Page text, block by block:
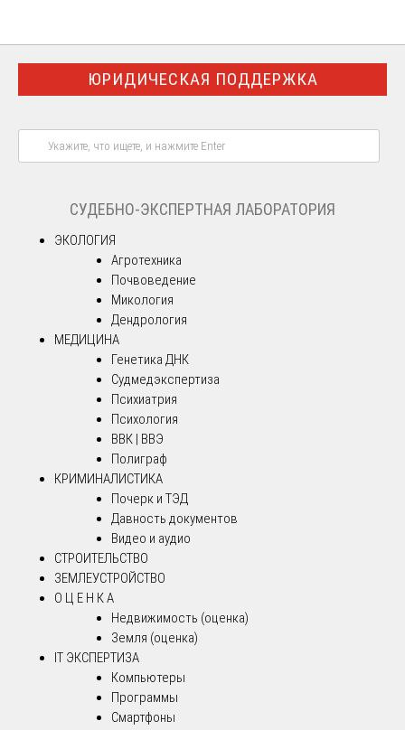
ЮРИДИЧЕСКАЯ ПОДДЕРЖКА
СУДЕБНО-ЭКСПЕРТНАЯ ЛАБОРАТОРИЯ
ЭКОЛОГИЯ
Агротехника
Почвоведение
Микология
Дендрология
МЕДИЦИНА
Генетика ДНК
Судмедэкспертиза
Психиатрия
Психология
ВВК | ВВЭ
Полиграф
КРИМИНАЛИСТИКА
Почерк и ТЭД
Давность документов
Видео и аудио
СТРОИТЕЛЬСТВО
ЗЕМЛЕУСТРОЙСТВО
О Ц Е Н К А
Недвижимость (оценка)
Земля (оценка)
IT ЭКСПЕРТИЗА
Компьютеры
Программы
Смартфоны